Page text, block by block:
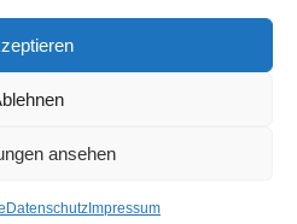
ansehen
Datenschutz Impressum